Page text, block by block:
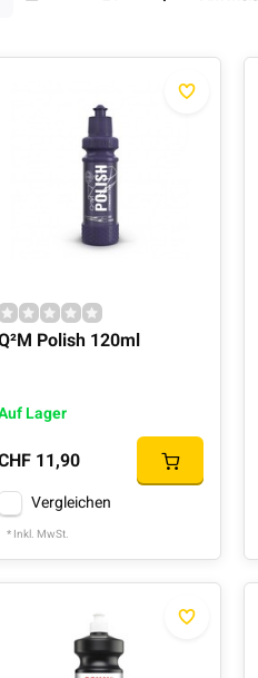
Polish 120ml
Lager
11,90
Vergleichen
* Inkl. MwSt.